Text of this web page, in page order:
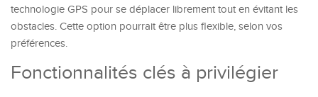
technologie GPS pour se déplacer librement tout en évitant les
obstacles. Cette option pourrait être plus flexible, selon vos
préférences.
Fonctionnalités clés à privilégier